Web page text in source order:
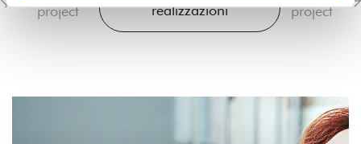
project
realizzazioni
project